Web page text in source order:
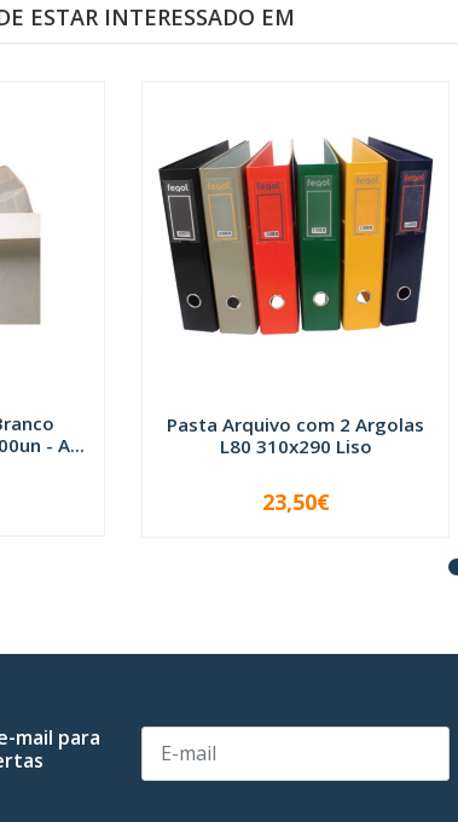
ESTAR INTERESSADO EM
- A...
Pasta Arquivo com 2 Argolas
L80 310x290 Liso
VER OPÇÕES
23,50€
mail para